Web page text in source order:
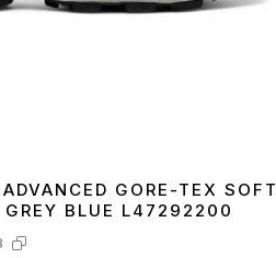
GORE-TEX SOFT
GREY BLUE L47292200